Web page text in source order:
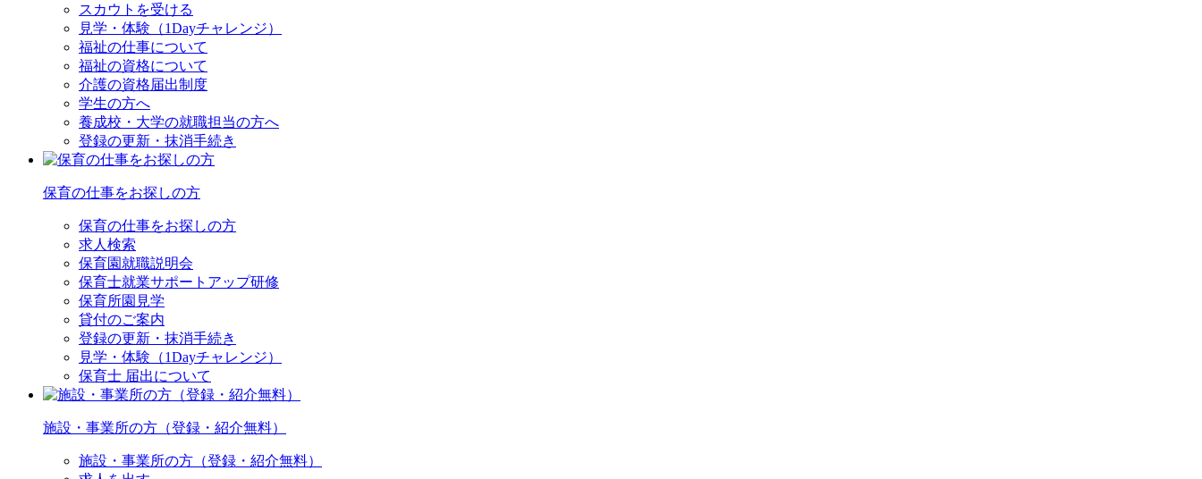
スカウトを受ける
見学・体験（1Dayチャレンジ）
福祉の仕事について
福祉の資格について
介護の資格届出制度
学生の方へ
養成校・大学の就職担当の方へ
登録の更新・抹消手続き
保育の仕事をお探しの方
保育の仕事をお探しの方
求人検索
保育園就職説明会
保育士就業サポートアップ研修
保育所園見学
貸付のご案内
登録の更新・抹消手続き
見学・体験（1Dayチャレンジ）
保育士 届出について
施設・事業所の方（登録・紹介無料）
施設・事業所の方（登録・紹介無料）